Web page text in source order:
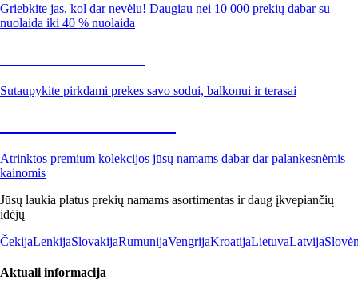
Griebkite jas, kol dar nevėlu! Daugiau nei 10 000 prekių dabar su
nuolaida iki 40 % nuolaida
Sutaupykite pirkdami prekes savo sodui, balkonui ir terasai
Atrinktos premium kolekcijos jūsų namams dabar dar palankesnėmis
kainomis
Jūsų laukia platus prekių namams asortimentas ir daug įkvepiančių
idėjų
ČekijaLenkijaSlovakijaRumunijaVengrijaKroatijaLietuvaLatvija
Aktuali informacija